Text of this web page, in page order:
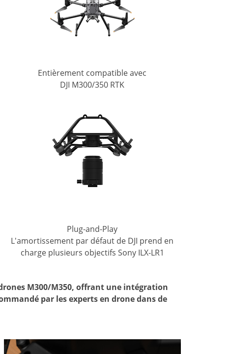
Entièrement compatible avec
DJI M300/350 RTK
Plug-and-Play
L'amortissement par défaut de DJI prend en
charge plusieurs objectifs Sony ILX-LR1
M300/M350, offrant une intégration
par les experts en drone dans de